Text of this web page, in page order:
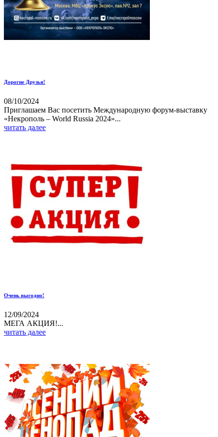
Дорогие Друзья!
08/10/2024
Приглашаем Вас посетить Международную форум-выставку
«Некрополь – World Russia 2024»...
читать далее
Очень выгодно!
12/09/2024
МЕГА АКЦИЯ!...
читать далее